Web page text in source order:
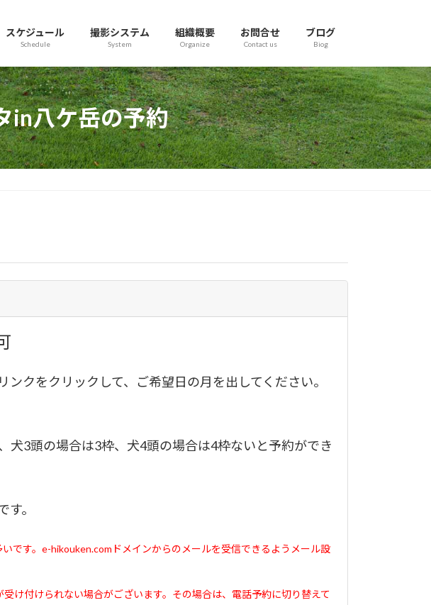
スケジュール
Schedule
撮影システム
System
組織概要
Organize
お問合せ
Contact us
ブログ
Biog
in八ケ岳の予約
クをクリックして、ご希望日の月を出してください。
犬3頭の場合は3枠、犬4頭の場合は4枠ないと予約ができ
。
です。e-hikouken.comドメインからのメールを受信できるようメール設
け付けられない場合がございます。その場合は、電話予約に切り替えて